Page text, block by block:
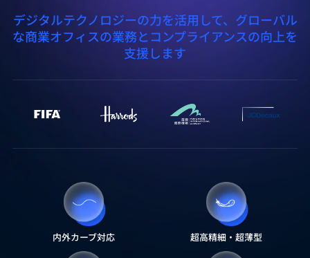
デジタルテクノロジーの力を活用して、グローバル
な商業オフィスの業務とコンプライアンスの向上を
支援します
内外カーブ対応 超高精細・超薄型